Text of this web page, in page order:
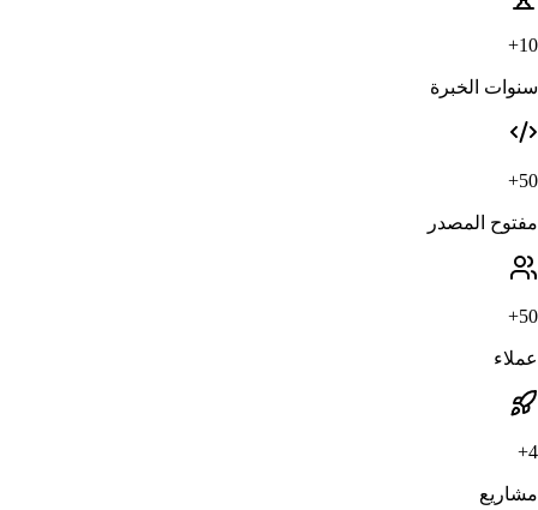
10+
سنوات الخبرة
50+
مفتوح المصدر
50+
عملاء
4+
مشاريع